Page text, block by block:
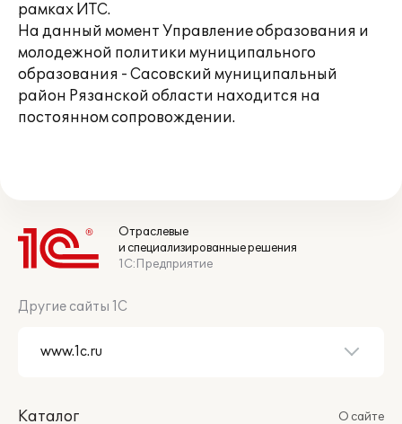
рамках ИТС.
На данный момент Управление образования и
молодежной политики муниципального
образования - Сасовский муниципальный
район Рязанской области находится на
постоянном сопровождении.
Отраслевые
и специализированные решения
1С:Предприятие
Другие сайты 1С
Каталог
О сайте